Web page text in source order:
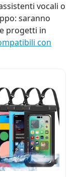
vocali o
saranno
progetti in
con